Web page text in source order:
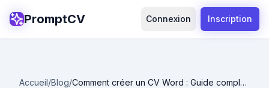
PromptCV Connexion Inscription
Accueil/Blog/Comment créer un CV Word : Guide complet